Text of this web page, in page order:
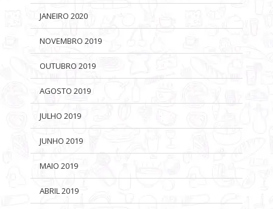
JANEIRO 2020
NOVEMBRO 2019
OUTUBRO 2019
AGOSTO 2019
JULHO 2019
JUNHO 2019
MAIO 2019
ABRIL 2019